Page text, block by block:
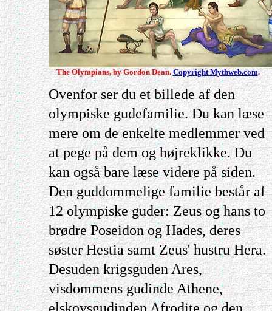
The Olympians, by Gordon Dean.Copyright Mythweb.com.
Ovenfor ser du et billede af den
olympiske gudefamilie. Du kan læse
mere om de enkelte medlemmer ved
at pege på dem og højreklikke. Du
kan også bare læse videre på siden.
Den guddommelige familie består af
12 olympiske guder: Zeus og hans to
brødre Poseidon og Hades, deres
søster Hestia samt Zeus' hustru Hera.
Desuden krigsguden Ares,
visdommens gudinde Athene,